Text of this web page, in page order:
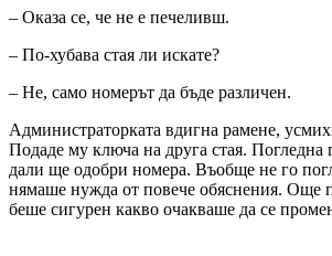
– Оказа се, че не е печеливш.
– По-хубава стая ли искате?
– Не, само номерът да бъде различен.
Администраторката вдигна рамене,
Подаде му ключа на друга стая. Погледна
дали ще одобри номера. Въобще не го
нямаше нужда от повече обяснения. Още
беше сигурен какво очакваше да се